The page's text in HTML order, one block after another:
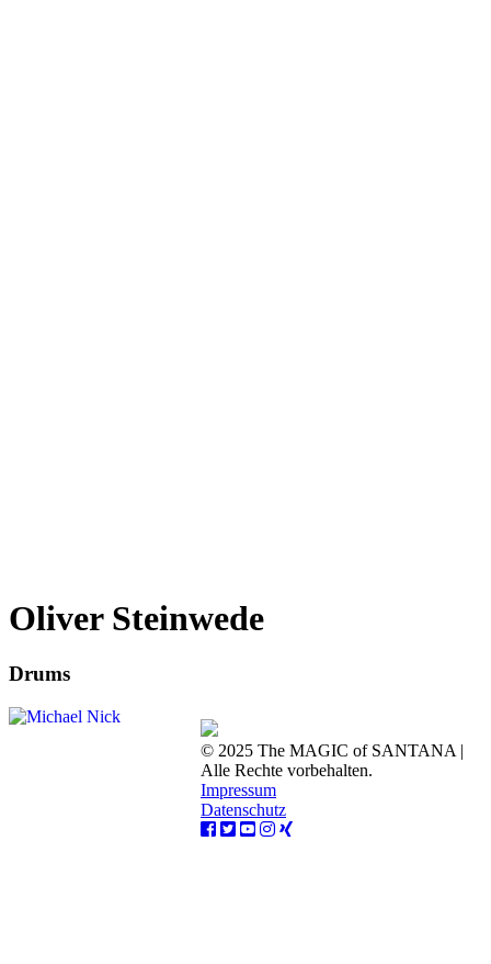
Oliver Steinwede
Drums
© 2025 The MAGIC of SANTANA |
Alle Rechte vorbehalten.
Impressum
Datenschutz